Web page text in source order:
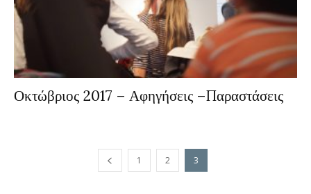
Οκτώβριος 2017 – Αφηγήσεις –Παραστάσεις
1 2 3